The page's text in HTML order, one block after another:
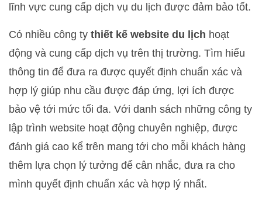
lĩnh vực cung cấp dịch vụ du lịch được đảm bảo tốt.
Có nhiều công ty thiết kế website du lịch hoạt
động và cung cấp dịch vụ trên thị trường. Tìm hiểu
thông tin để đưa ra được quyết định chuẩn xác và
hợp lý giúp nhu cầu được đáp ứng, lợi ích được
bảo vệ tới mức tối đa. Với danh sách những công ty
lập trình website hoạt động chuyên nghiệp, được
đánh giá cao kể trên mang tới cho mỗi khách hàng
thêm lựa chọn lý tưởng để cân nhắc, đưa ra cho
mình quyết định chuẩn xác và hợp lý nhất.